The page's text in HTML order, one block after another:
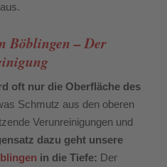
Böblingen – Der
oft nur die Oberfläche des
Schmutz aus den oberen
Verunreinigungen und
dazu geht unsere
in die Tiefe: Der